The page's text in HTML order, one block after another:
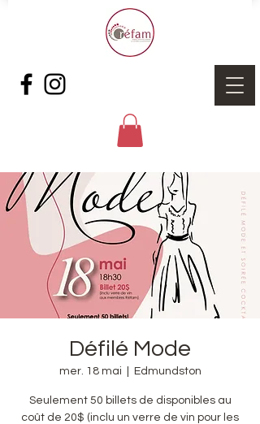
Défilé Mode
mer. 18 mai Edmundston
Seulement 50 billets de disponibles au
coût de 20$ (inclu un verre de vin pour les